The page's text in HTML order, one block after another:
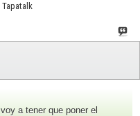
Tapatalk
a tener que poner el